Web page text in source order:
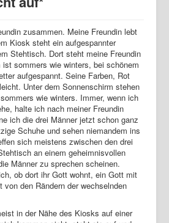
Weckt sie nicht auf*
zusammen. Meine Freundin lebt
Kiosk steht ein aufgespannter
Stehtisch. Dort steht meine Freundin
ist sommers wie winters, bei schönem
aufgespannt. Seine Farben, Rot
Unter dem Sonnenschirm stehen
wie winters. Immer, wenn ich
halte ich nach meiner Freundin
ich die drei Männer jetzt schon ganz
Schuhe und sehen niemandem ins
sich meistens zwischen den drei
an einem geheimnisvollen
Männer zu sprechen scheinen.
ob dort ihr Gott wohnt, ein Gott mit
den Rändern der wechselnden
in der Nähe des Kiosks auf einer